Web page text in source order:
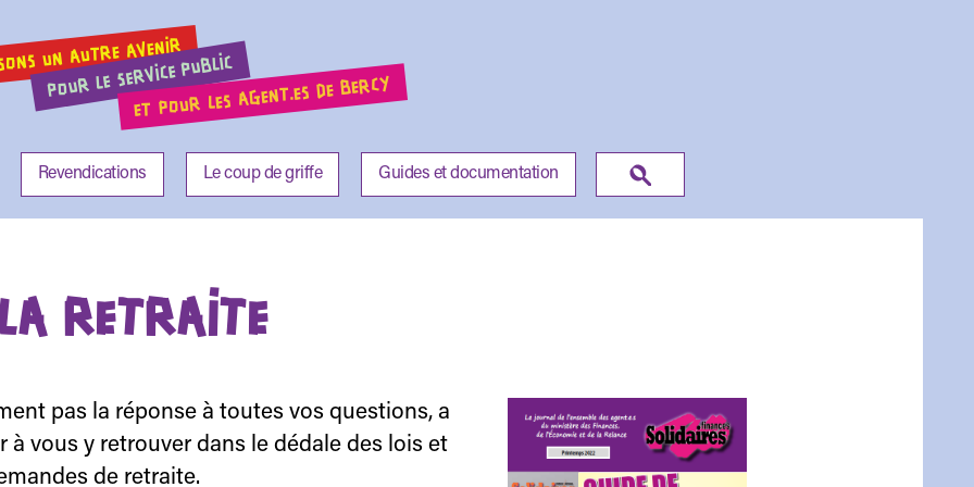
UN AUTRE AVENIR
POUR LE SERVICE PUBLIC
ET POUR LES AGENT.ES DE BERCY
Revendications Le coup de griffe Guides et documentation
RETRAITE
pas la réponse à toutes vos questions, a
vous y retrouver dans le dédale des lois et
de retraite.